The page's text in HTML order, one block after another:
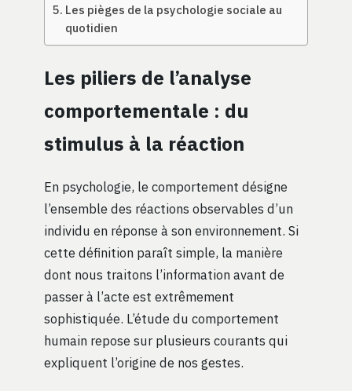
Les pièges de la psychologie sociale au
quotidien
Les piliers de l’analyse
comportementale : du
stimulus à la réaction
En psychologie, le comportement désigne
l’ensemble des réactions observables d’un
individu en réponse à son environnement. Si
cette définition paraît simple, la manière
dont nous traitons l’information avant de
passer à l’acte est extrêmement
sophistiquée. L’étude du comportement
humain repose sur plusieurs courants qui
expliquent l’origine de nos gestes.